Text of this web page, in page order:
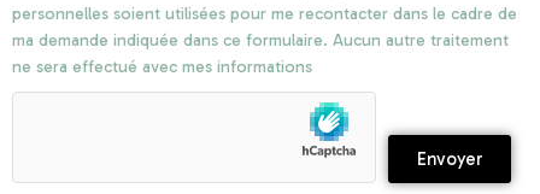
personnelles soient utilisées pour me recontacter dans le cadre de
ma demande indiquée dans ce formulaire. Aucun autre traitement
ne sera effectué avec mes informations
Envoyer